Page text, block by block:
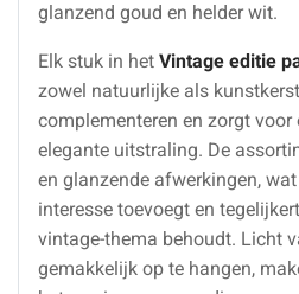
glanzend goud en helder wit.
Elk stuk in het Vintage editie
zowel natuurlijke als
complementeren en zorgt voor
elegante uitstraling. De
en glanzende afwerkingen,
interesse toevoegt en
vintage-thema behoudt. Licht
gemakkelijk op te hangen,